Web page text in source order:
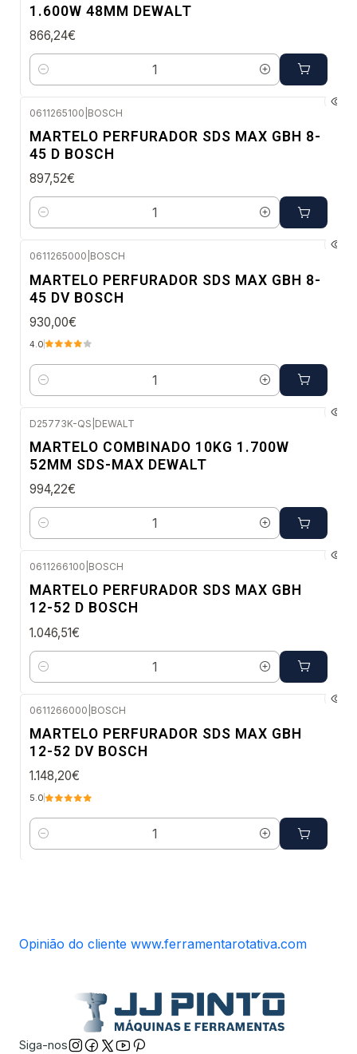
1.600W 48MM DEWALT
866,24€
Quantidade
0611265100 BOSCH
MARTELO PERFURADOR SDS MAX GBH 8-
45 D BOSCH
897,52€
Quantidade
0611265000 BOSCH
MARTELO PERFURADOR SDS MAX GBH 8-
45 DV BOSCH
930,00€
4.0
Quantidade
D25773K-QS DEWALT
MARTELO COMBINADO 10KG 1.700W
52MM SDS-MAX DEWALT
994,22€
Quantidade
0611266100 BOSCH
MARTELO PERFURADOR SDS MAX GBH
12-52 D BOSCH
1.046,51€
Quantidade
0611266000 BOSCH
MARTELO PERFURADOR SDS MAX GBH
12-52 DV BOSCH
1.148,20€
5.0
Quantidade
Opinião do cliente www.ferramentarotativa.com
Siga-nos